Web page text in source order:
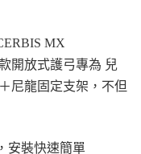
MX
開放式護弓專為 兒
尼龍固定支架，不但
安裝快速簡單